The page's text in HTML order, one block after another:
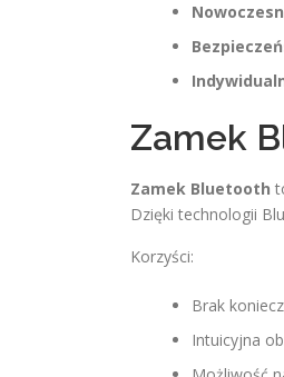
Zamek
Zamek Bluetooth
Dzięki technologii
Korzyści:
Brak
Intuicyjna